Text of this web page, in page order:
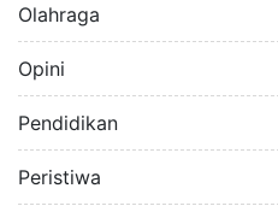
Olahraga
Opini
Pendidikan
Peristiwa